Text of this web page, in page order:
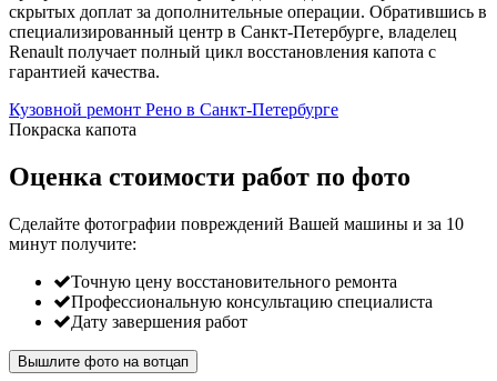
скрытых доплат за дополнительные операции. Обратившись в
специализированный центр в Санкт-Петербурге, владелец
Renault получает полный цикл восстановления капота с
гарантией качества.
Кузовной ремонт Рено в Санкт-Петербурге
Покраска капота
Оценка стоимости работ по фото
Сделайте фотографии повреждений Вашей машины и за 10
минут получите:
Точную цену восстановительного ремонта
Профессиональную консультацию специалиста
Дату завершения работ
Вышлите фото на вотцап